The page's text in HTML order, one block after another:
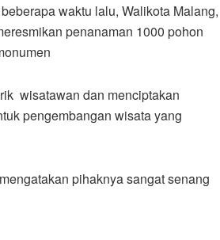
waktu lalu, Walikota Malang,
penanaman 1000 pohon
wisatawan dan menciptakan
pengembangan wisata yang
pihaknya sangat senang